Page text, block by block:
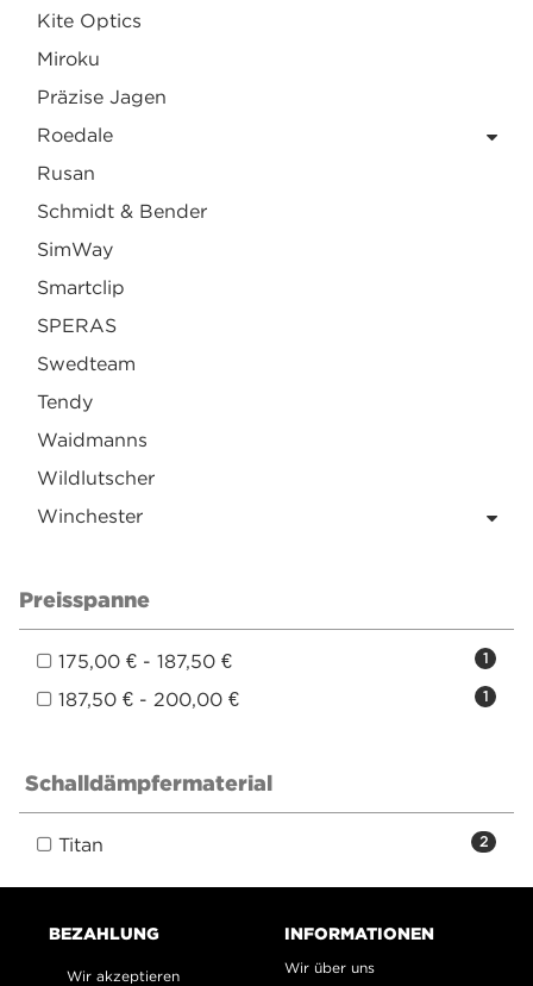
Kite Optics
Miroku
Präzise Jagen
Roedale
Rusan
Schmidt & Bender
SimWay
Smartclip
SPERAS
Swedteam
Tendy
Waidmanns
Wildlutscher
Winchester
Preisspanne
1
175,00 € - 187,50 €
1
187,50 € - 200,00 €
Schalldämpfermaterial
2
Titan
BEZAHLUNG
Wir akzeptieren
INFORMATIONEN
Wir über uns